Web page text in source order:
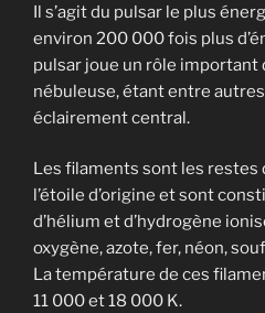
Il s’agit du pulsar le plus
environ 200 000 fois plus
pulsar joue un rôle important
nébuleuse, étant entre
éclairement central.
Les filaments sont les restes
l’étoile d’origine et sont
d’hélium et d’hydrogène
oxygène, azote, fer, néon,
La température de ces
11 000 et 18 000 K.